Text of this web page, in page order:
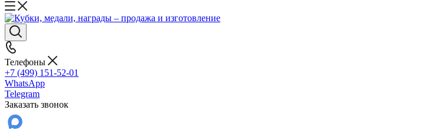
Телефоны
+7 (499) 151-52-01
WhatsApp
Telegram
Заказать звонок